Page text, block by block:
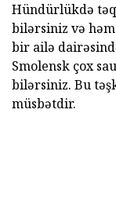
Hündürlükdə
bilərsiniz və
bir ailə
Smolensk çox
bilərsiniz. Bu
müsbətdir.